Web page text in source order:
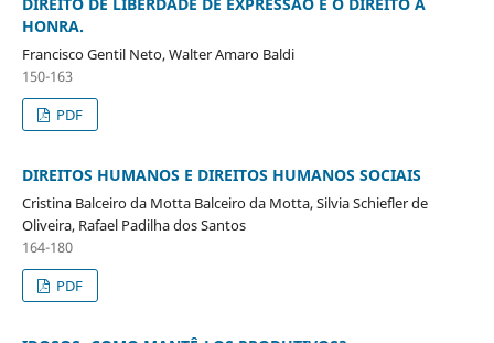
HONRA.
Francisco Gentil Neto, Walter Amaro Baldi
150-163
PDF
DIREITOS HUMANOS E DIREITOS HUMANOS SOCIAIS
Cristina Balceiro da Motta Balceiro da Motta, Silvia Schiefler de
Oliveira, Rafael Padilha dos Santos
164-180
PDF